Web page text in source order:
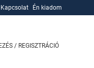
Kapcsolat Én kiadom
/ REGISZTRÁCIÓ